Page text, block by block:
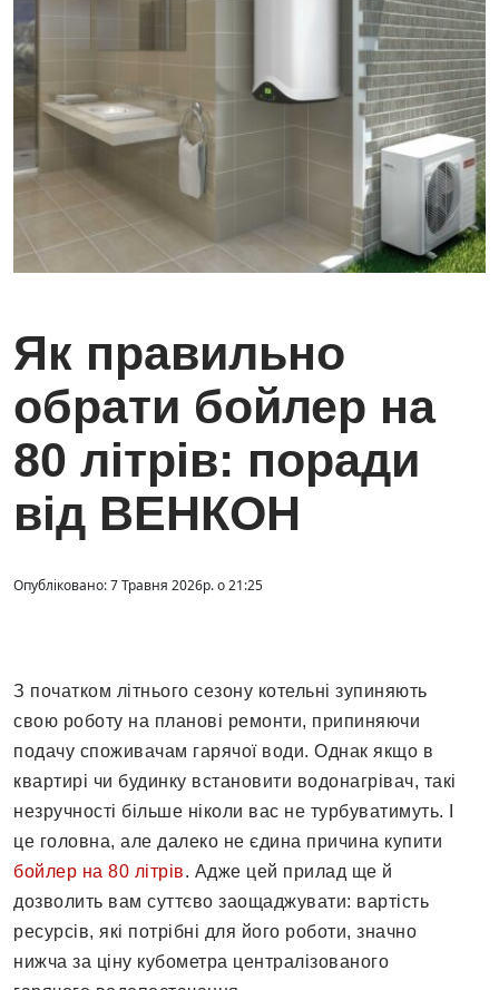
Як правильно
обрати бойлер на
80 літрів: поради
від ВЕНКОН
Опубліковано: 7 Травня 2026р. о 21:25
З початком літнього сезону котельні зупиняють
свою роботу на планові ремонти, припиняючи
подачу споживачам гарячої води. Однак якщо в
квартирі чи будинку встановити водонагрівач, такі
незручності більше ніколи вас не турбуватимуть. І
це головна, але далеко не єдина причина купити
бойлер на 80 літрів. Адже цей прилад ще й
дозволить вам суттєво заощаджувати: вартість
ресурсів, які потрібні для його роботи, значно
нижча за ціну кубометра централізованого